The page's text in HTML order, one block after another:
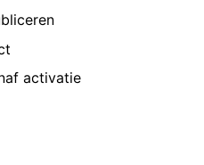
activatie